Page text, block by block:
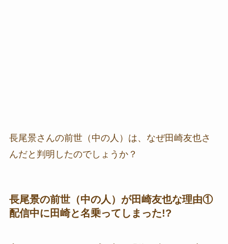
長尾景さんの前世（中の人）は、なぜ田崎友也さ
んだと判明したのでしょうか？
長尾景の前世（中の人）が田崎友也な理由①
配信中に田崎と名乗ってしまった!?